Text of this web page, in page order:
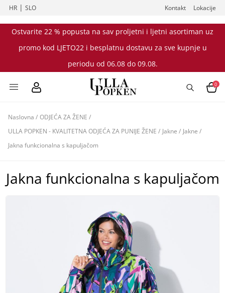
HR |SLO Kontakt Lokacije
Ostvarite 22 % popusta na sav proljetni i ljetni asortiman uz
promo kod LJETO22 i besplatnu dostavu za sve kupnje u
periodu od 06.08 do 09.08.
0
Naslovna / ODJEĆA ZA ŽENE /
ULLA POPKEN - KVALITETNA ODJEĆA ZA PUNIJE ŽENE / Jakne / Jakne /
Jakna funkcionalna s kapuljačom
Jakna funkcionalna s kapuljačom